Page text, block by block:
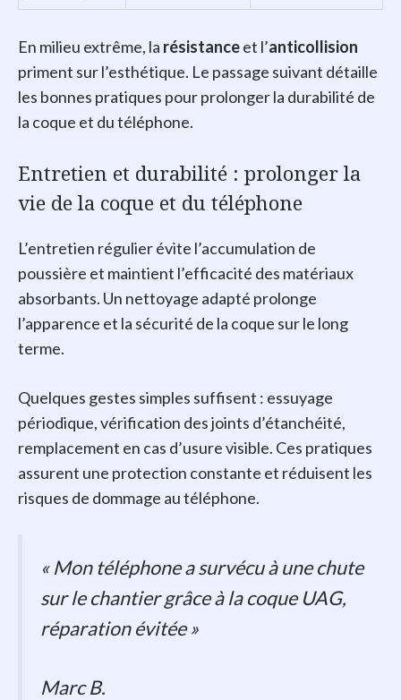
En milieu extrême, la résistanceet l’anticollision
priment sur l’esthétique. Le passage suivant détaille
les bonnes pratiques pour prolonger la durabilité de
la coque et du téléphone.
Entretien et durabilité : prolonger la
vie de la coque et du téléphone
L’entretien régulier évite l’accumulation de
poussière et maintient l’efficacité des matériaux
absorbants. Un nettoyage adapté prolonge
l’apparence et la sécurité de la coque sur le long
terme.
Quelques gestes simples suffisent : essuyage
périodique, vérification des joints d’étanchéité,
remplacement en cas d’usure visible. Ces pratiques
assurent une protection constante et réduisent les
risques de dommage au téléphone.
« Mon téléphone a survécu à une chute
sur le chantier grâce à la coque UAG,
réparation évitée »
Marc B.